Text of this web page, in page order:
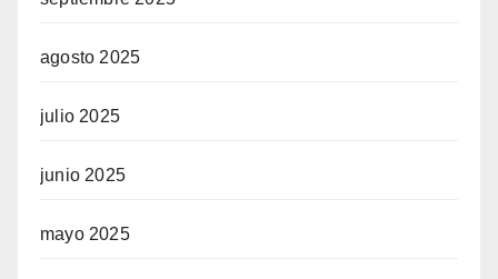
agosto 2025
julio 2025
junio 2025
mayo 2025